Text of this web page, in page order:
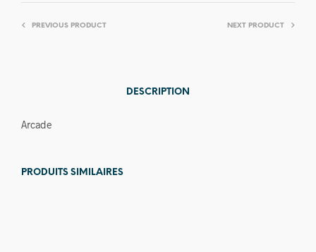
PREVIOUS PRODUCT NEXT PRODUCT
DESCRIPTION
Arcade
PRODUITS SIMILAIRES